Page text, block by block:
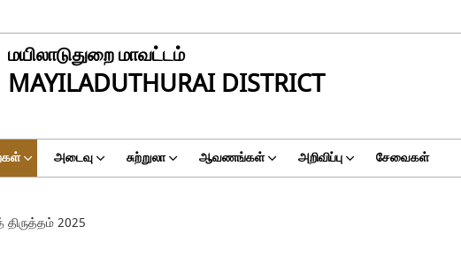
மயிலாடுதுறை மாவட்டம்
MAYILADUTHURAI DISTRICT
அடைவு சுற்றுலா ஆவணங்கள் அறிவிப்பு சேவைகள்
திருத்தம் 2025